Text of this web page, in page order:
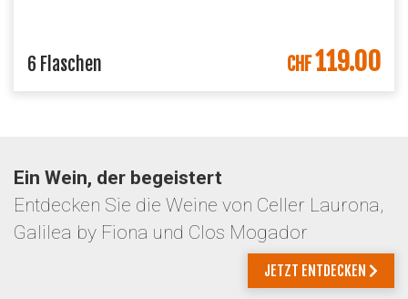
6 Flaschen CHF119.00
Ein Wein, der begeistert
Entdecken Sie die Weine von Celler Laurona,
Galilea by Fiona und Clos Mogador
JETZT ENTDECKEN